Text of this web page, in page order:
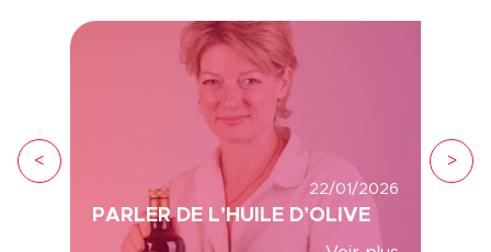
22/01/2026
PARLER DE L’HUILE D’OLIVE
< >